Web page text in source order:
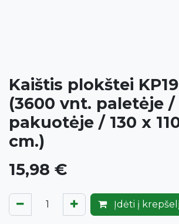
Kaištis plokštei
(3600 vnt. paletėje
pakuotėje / 130 x
cm.)
15,98 €
Įdėti į krepšelį